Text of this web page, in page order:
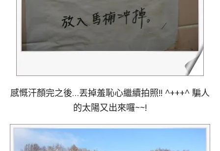
感慨汗顏完之後…丟掉羞恥心繼續拍照!! ^+++^ 騙人
的太陽又出來囉~~!